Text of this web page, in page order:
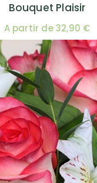
Bouquet Plaisir
A partir de 32,90 €